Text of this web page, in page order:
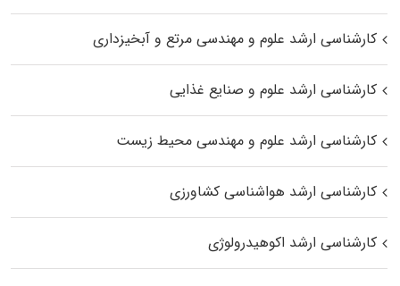
کارشناسی ارشد علوم و مهندسی مرتع و آبخیزداری
کارشناسی ارشد علوم و صنایع غذایی
کارشناسی ارشد علوم و مهندسی محیط زیست
کارشناسی ارشد هواشناسی کشاورزی
کارشناسی ارشد اکوهیدرولوژی